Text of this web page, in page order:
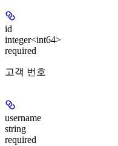
id
integer<int64>
required
고객 번호
username
string
required